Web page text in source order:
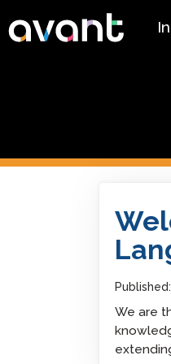
Skip to main content
Published:
We are